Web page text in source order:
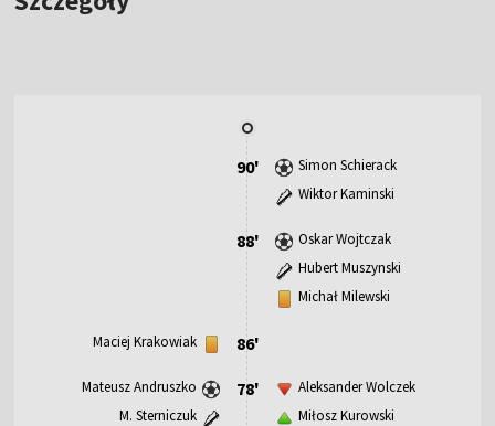
90'
Simon Schierack
Wiktor Kaminski
88'
Oskar Wojtczak
Hubert Muszynski
Michał Milewski
86'
Maciej Krakowiak
78'
Mateusz Andruszko
M. Sterniczuk
Aleksander Wolczek
Miłosz Kurowski